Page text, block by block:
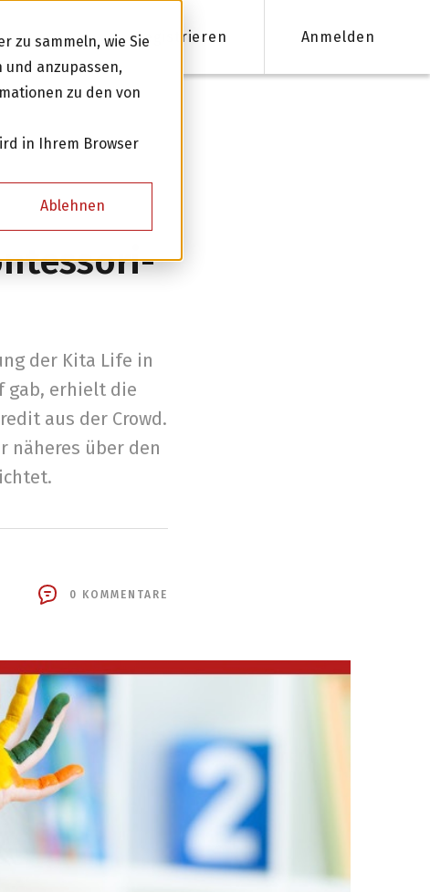
zu sammeln, wie Sie
anzupassen,
zu den von
in Ihrem Browser
Ablehnen
Registrieren Anmelden
Finanzieren
Firmenkredite ab 50'000 CHF
Persönliche Beratung für Ihre Finanzierung
der Kita Life in
gab, erhielt die
aus der Crowd.
näheres über den
0 KOMMENTARE